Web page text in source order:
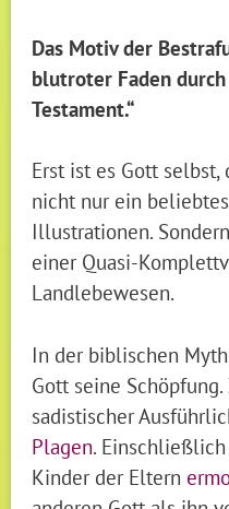
Das Motiv der
blutroter Faden durch
Testament.“
Erst ist es Gott
nicht nur ein
Illustrationen.
einer Quasi-
Landlebewesen.
In der biblischen
Gott seine
sadistischer
Plagen.
Kinder der Eltern